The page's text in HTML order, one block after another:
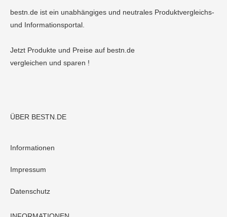
bestn.de ist ein unabhängiges und neutrales Produktvergleichs-
und Informationsportal.
Jetzt Produkte und Preise auf bestn.de
vergleichen und sparen !
ÜBER BESTN.DE
Informationen
Impressum
Datenschutz